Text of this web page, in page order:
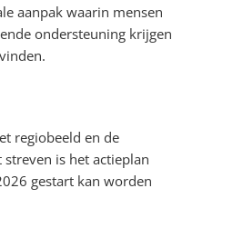
aanpak waarin mensen
ondersteuning krijgen
regiobeeld en de
is het actieplan
gestart kan worden